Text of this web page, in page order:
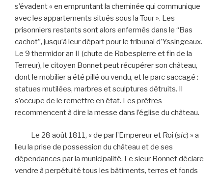
s’évadent « en empruntant la cheminée qui communique
avec les appartements situés sous la Tour ». Les
prisonniers restants sont alors enfermés dans le “Bas
cachot”, jusqu’à leur départ pour le tribunal d’Yssingeaux.
Le 9 thermidor an II (chute de Robespierre et fin de la
Terreur), le citoyen Bonnet peut récupérer son château,
dont le mobilier a été pillé ou vendu, et le parc saccagé :
statues mutilées, marbres et sculptures détruits. Il
s’occupe de le remettre en état. Les prêtres
recommencent à dire la messe dans l’église du château.
Le 28 août 1811, « de par l’Empereur et Roi (sic) » a
lieu la prise de possession du château et de ses
dépendances par la municipalité. Le sieur Bonnet déclare
vendre à perpétuité tous les bâtiments, terres et fonds